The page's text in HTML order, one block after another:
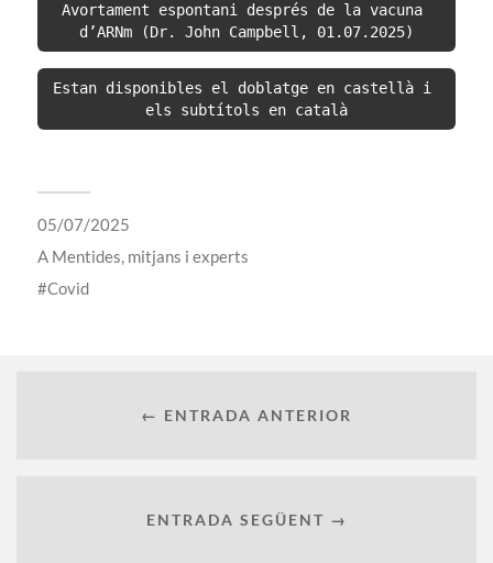
Avortament espontani després de la vacuna
d’ARNm (Dr. John Campbell, 01.07.2025)
Estan disponibles el doblatge en castellà i
els subtítols en català
05/07/2025
A Mentides, mitjans i experts
Covid
← ENTRADA ANTERIOR
ENTRADA SEGÜENT →